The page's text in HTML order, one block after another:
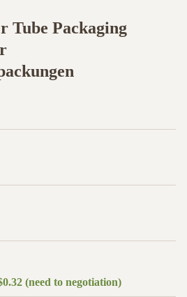
Tube Packaging
(need to negotiation)